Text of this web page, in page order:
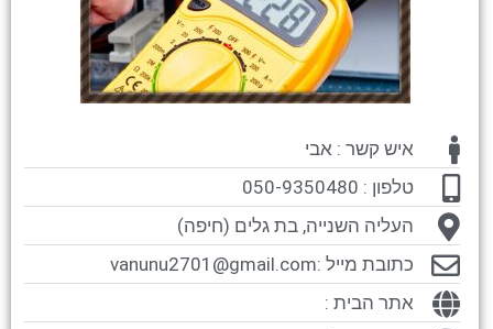
איש קשר : אבי
טלפון : 050-9350480
העליה השנייה, בת גלים (חיפה)
כתובת מייל :vanunu2701@gmail.com
אתר הבית :